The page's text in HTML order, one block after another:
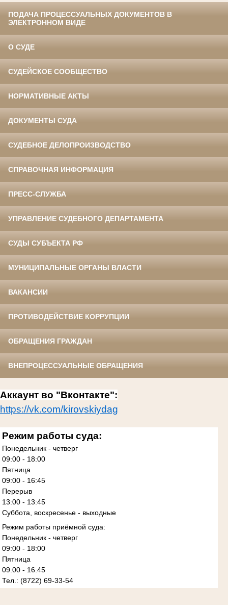
ПОДАЧА ПРОЦЕССУАЛЬНЫХ ДОКУМЕНТОВ В
ЭЛЕКТРОННОМ ВИДЕ
О СУДЕ
СУДЕЙСКОЕ СООБЩЕСТВО
НОРМАТИВНЫЕ АКТЫ
ДОКУМЕНТЫ СУДА
СУДЕБНОЕ ДЕЛОПРОИЗВОДСТВО
СПРАВОЧНАЯ ИНФОРМАЦИЯ
ПРЕСС-СЛУЖБА
УПРАВЛЕНИЕ СУДЕБНОГО ДЕПАРТАМЕНТА
СУДЫ СУБЪЕКТА РФ
МУНИЦИПАЛЬНЫЕ ОРГАНЫ ВЛАСТИ
ВАКАНСИИ
ПРОТИВОДЕЙСТВИЕ КОРРУПЦИИ
ОБРАЩЕНИЯ ГРАЖДАН
ВНЕПРОЦЕССУАЛЬНЫЕ ОБРАЩЕНИЯ
Аккаунт во "Вконтакте":
https://vk.com/kirovskiydag
Режим работы суда:
Понедельник - четверг
09:00 - 18:00
Пятница
09:00 - 16:45
Перерыв
13:00 - 13:45
Суббота, воскресенье - выходные
Режим работы приёмной суда:
Понедельник - четверг
09:00 - 18:00
Пятница
09:00 - 16:45
Тел.: (8722) 69-33-54